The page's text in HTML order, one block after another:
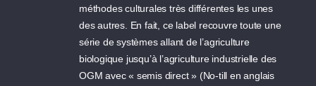
méthodes culturales très différentes les unes
des autres. En fait, ce label recouvre toute une
série de systèmes allant de l’agriculture
biologique jusqu’à l’agriculture industrielle des
OGM avec « semis direct » (No-till en anglais